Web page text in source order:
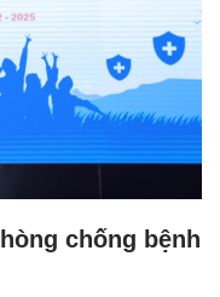
chống bệnh